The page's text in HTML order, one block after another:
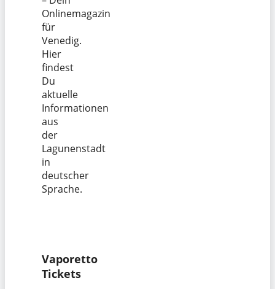
Onlinemagazin
für
Venedig.
Hier
findest
Du
aktuelle
Informationen
aus
der
Lagunenstadt
in
deutscher
Sprache.
Vaporetto
Tickets